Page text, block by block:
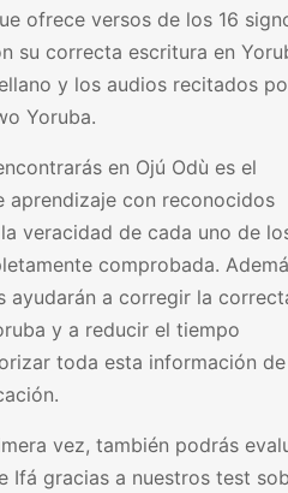
ofrece versos de los 16
su correcta escritura en
y los audios recitados
Yoruba.
en Ojú Odù es el
aprendizaje con reconocidos
veracidad de cada uno de
comprobada.
ayudarán a corregir la
y a reducir el tiempo
toda esta información
vez, también podrás
Ifá gracias a nuestros test